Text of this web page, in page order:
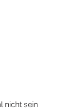
nicht sein